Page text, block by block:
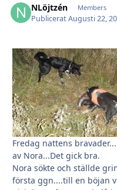
NLöjtzén Members
PubliceratAugusti 22,
Fredag nattens
av Nora...Det gick bra.
Nora sökte och ställde
första ggn....till en böjan